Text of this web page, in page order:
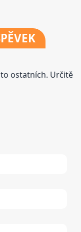
to ostatních. Určitě